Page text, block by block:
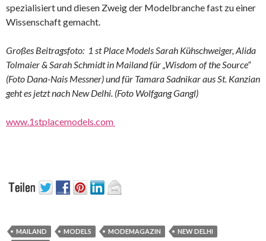
spezialisiert und diesen Zweig der Modelbranche fast zu einer
Wissenschaft gemacht.
Großes Beitragsfoto: 1 st Place Models Sarah Kühschweiger, Alida
Tolmaier & Sarah Schmidt in Mailand für „Wisdom of the Source“
(Foto Dana-Nais Messner) und für Tamara Sadnikar aus St. Kanzian
geht es jetzt nach New Delhi. (Foto Wolfgang Gangl)
www.1stplacemodels.com
MAILAND MODELS MODEMAGAZIN
NEW DELHI